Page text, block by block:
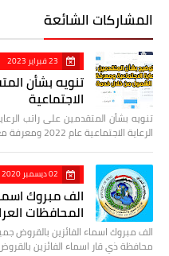
المشاركات الشائعة
23 فبراير 2023
تنويه بشأن
الاجتماعية
تنويه بشأن المتقدمين على راتب
الرعاية الاجتماعية عام 2022 ومعرفة معلوما…
02 ديسمبر 2020
الف مبروك
المحافظات
الف مبروك اسماء الفائزين بالقروض
محافظة ذي قار اسماء الفائزين